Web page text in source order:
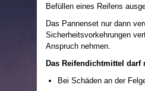
Befüllen eines Reifens
Das Pannenset nur dann
Sicherheitsvorkehrungen
Anspruch nehmen.
Das Reifendichtmittel darf
Bei Schäden an der